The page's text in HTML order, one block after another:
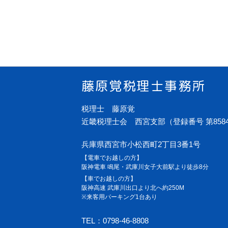
藤原覚税理士事務所
税理士 藤原覚
近畿税理士会 西宮支部（登録番号 第
兵庫県西宮市小松西町2丁目3番1号
【電車でお越しの方】
阪神電車 鳴尾・武庫川女子大前駅より徒歩8分
【車でお越しの方】
阪神高速 武庫川出口より北へ約250M
※来客用パーキング1台あり
TEL：0798-46-8808